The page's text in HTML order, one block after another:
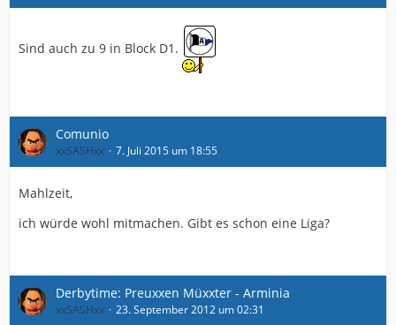
Sind auch zu 9 in Block D1.
Comunio
xxSASHxx 7. Juli 2015 um 18:55
Mahlzeit,
ich würde wohl mitmachen. Gibt es schon eine Liga?
Derbytime: Preuxxen Müxxter - Arminia
xxSASHxx 23. September 2012 um 02:31